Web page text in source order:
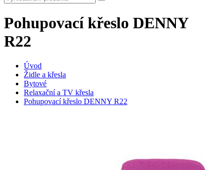
Pohupovací křeslo DENNY
R22
Úvod
Židle a křesla
Bytové
Relaxační a TV křesla
Pohupovací křeslo DENNY R22